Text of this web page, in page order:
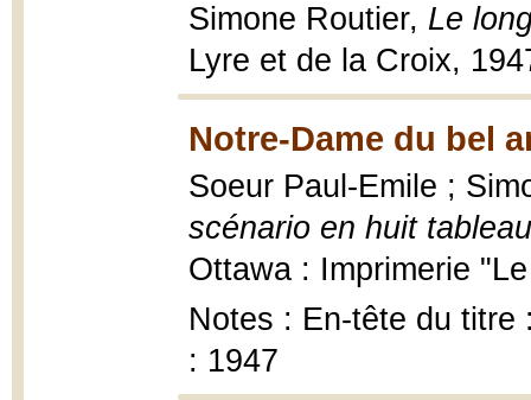
Simone Routier, Le
Lyre et de la Croix,
Notre-Dame du bel
Soeur Paul-Emile ;
scénario en huit
Ottawa : Imprimerie
Notes : En-tête du titre
: 1947